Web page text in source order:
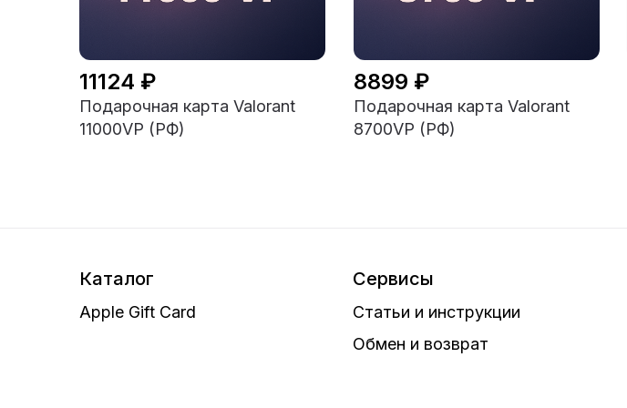
11124 ₽
Подарочная карта Valorant
11000VP (РФ)
8899 ₽
Подарочная карта Valorant
8700VP (РФ)
Каталог
Apple Gift Card
Сервисы
Статьи и инструкции
Обмен и возврат